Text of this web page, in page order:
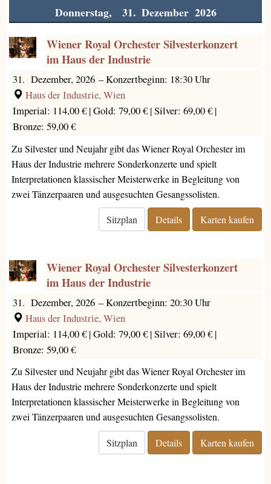
Donnerstag, 31. Dezember 2026
Wiener Royal Orchester Silvesterkonzert
im Haus der Industrie
31. Dezember, 2026 –Konzertbeginn: 18:30 Uhr
Haus der Industrie, Wien
Imperial: 114,00 € |Gold: 79,00 € |Silver: 69,00 € |
Bronze: 59,00 €
Zu Silvester und Neujahr gibt das Wiener Royal Orchester im
Haus der Industrie mehrere Sonderkonzerte und spielt
Interpretationen klassischer Meisterwerke in Begleitung von
zwei Tänzerpaaren und ausgesuchten Gesangssolisten.
Sitzplan Details Karten kaufen
Wiener Royal Orchester Silvesterkonzert
im Haus der Industrie
31. Dezember, 2026 –Konzertbeginn: 20:30 Uhr
Haus der Industrie, Wien
Imperial: 114,00 € |Gold: 79,00 € |Silver: 69,00 € |
Bronze: 59,00 €
Zu Silvester und Neujahr gibt das Wiener Royal Orchester im
Haus der Industrie mehrere Sonderkonzerte und spielt
Interpretationen klassischer Meisterwerke in Begleitung von
zwei Tänzerpaaren und ausgesuchten Gesangssolisten.
Sitzplan Details Karten kaufen